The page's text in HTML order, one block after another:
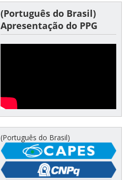
(Português do Brasil)
Apresentação do PPG
(Português do Brasil)